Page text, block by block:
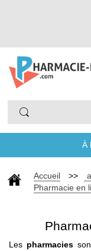
À
Accueil >>
Pharmacie en
Les pharmacies